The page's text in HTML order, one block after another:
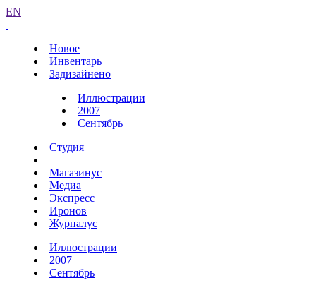
EN
Новое
Инвентарь
Задизайнено
Иллюстрации
2007
Сентябрь
Студия
Магазинус
Медиа
Экспресс
Иронов
Журналус
Иллюстрации
2007
Сентябрь